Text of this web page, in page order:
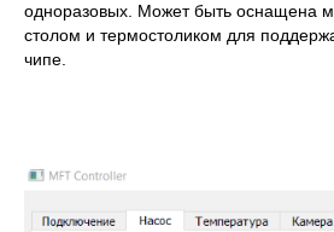
одноразовых. Может быть оснащена
столом и термостоликом для
чипе.